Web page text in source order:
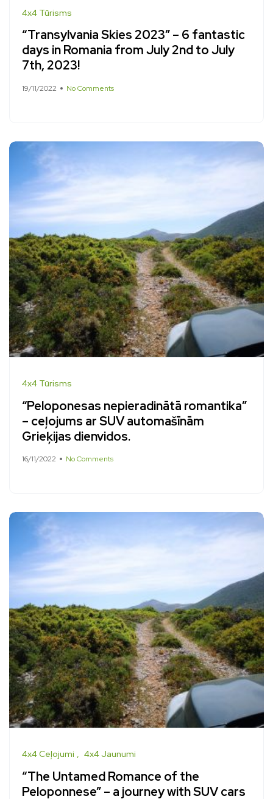
4x4 Tūrisms
“Transylvania Skies 2023” – 6 fantastic
days in Romania from July 2nd to July
7th, 2023!
19/11/2022 No Comments
4x4 Tūrisms
“Peloponesas nepieradinātā romantika”
– ceļojums ar SUV automašīnām
Grieķijas dienvidos.
16/11/2022 No Comments
4x4 Ceļojumi 4x4 Jaunumi
“The Untamed Romance of the
Peloponnese” – a journey with SUV cars